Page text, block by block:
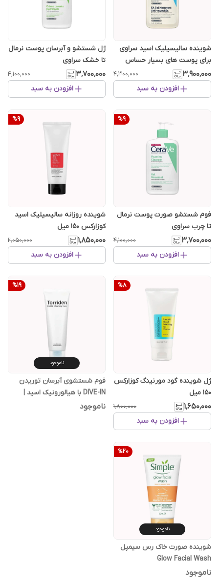
شوینده سالیسیلیک اسید سراوی
برای پوست های بسیار حساس
۳٬۹۰۰٬۰۰۰ ۴٬۳۰۰٬۰۰۰
افزودن به سبد
ژل شستشو و آبرسان پوست نرمال
تا خشک سراوی
۳٬۷۰۰٬۰۰۰ ۴٬۱۰۰٬۰۰۰
افزودن به سبد
%9
فوم شستشو صورت پوست نرمال
تا چرب سراوی
۳٬۷۰۰٬۰۰۰ ۴٬۱۰۰٬۰۰۰
افزودن به سبد
%9
شوینده روزانه سالیسیلیک اسید
کوزارکس 150 میل
۱٬۸۵۰٬۰۰۰ ۲٬۰۵۰٬۰۰۰
افزودن به سبد
%8
ژل شوینده گود مورنینگ کوزارکس
150 میل
۱٬۶۵۰٬۰۰۰ ۱٬۸۰۰٬۰۰۰
افزودن به سبد
%19
ناموجود
فوم شستشوی آبرسان توریدن
DIVE-IN با هیالورونیک اسید |
بهترین شوینده کره ای آبرسان
ناموجود
%20
ناموجود
شوینده صورت خاک رس سیمپل
Glow Facial Wash
ناموجود